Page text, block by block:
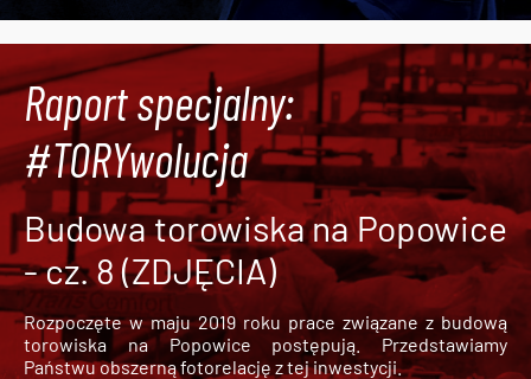
Raport specjalny:
#TORYwolucja
Budowa torowiska na Popowice
- cz. 8 (ZDJĘCIA)
Rozpoczęte w maju 2019 roku prace związane z budową
torowiska na Popowice
postępują. Przedstawiamy
Państwu obszerną fotorelację z tej inwestycji.